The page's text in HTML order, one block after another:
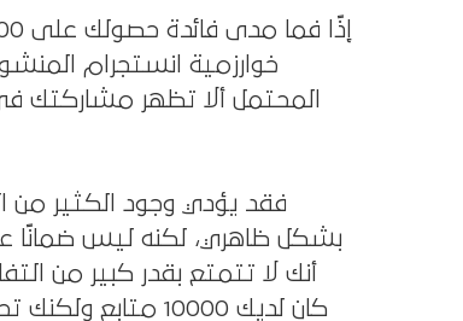
خوارزمية انستجرام
المحتمل ألا تظهر مشاركتك
فقد يؤدي وجود الكثير من
بشكل ظاهري، لكنه ليس ضمانًا
أنك لا تتمتع بقدر كبير من
كان لديك 10000